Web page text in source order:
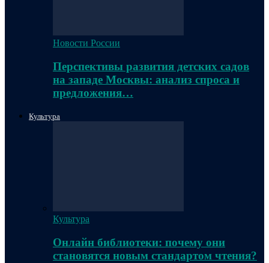
Новости России
Перспективы развития детских садов
на западе Москвы: анализ спроса и
предложения…
Культура
Культура
Онлайн библиотеки: почему они
становятся новым стандартом чтения?